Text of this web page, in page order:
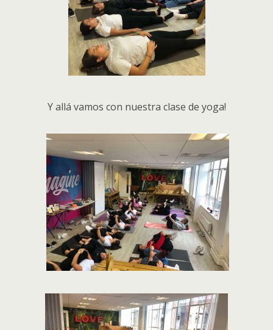
Y allá vamos con nuestra clase de yoga!